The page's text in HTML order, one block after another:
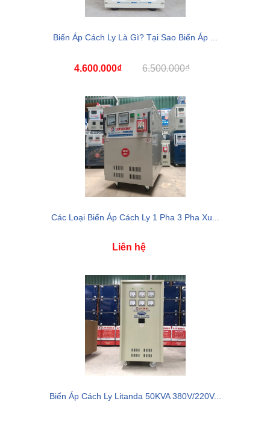
Biến Áp Cách Ly Là Gì? Tại Sao Biến Áp ...
4.600.000₫ 6.500.000₫
Các Loại Biến Áp Cách Ly 1 Pha 3 Pha Xu...
Liên hệ
Biến Áp Cách Ly Litanda 50KVA 380V/220V...